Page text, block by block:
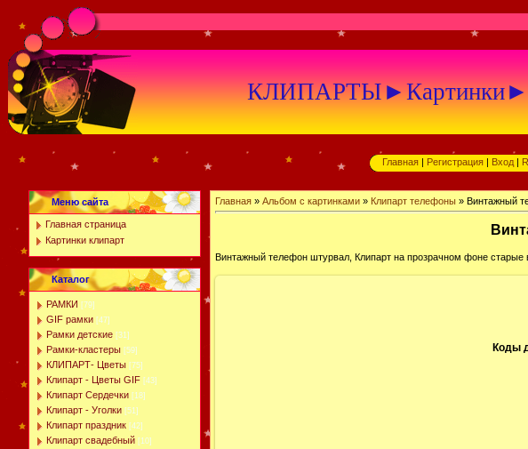
Главная | Регистрация | Вход |
Меню сайта
Главная страница
Картинки клипарт
Каталог
РАМКИ [79]
GIF рамки [47]
Рамки детские [31]
Рамки-кластеры [59]
КЛИПАРТ- Цветы [75]
Клипарт - Цветы GIF [43]
Клипарт Сердечки [18]
Клипарт - Уголки [51]
Клипарт праздник [42]
Клипарт свадебный [10]
Главная» Альбом с картинками» Клипарт телефоны» Винтажный
Винтажный телефон штурвал, Клипарт на прозрачном фоне
Коды